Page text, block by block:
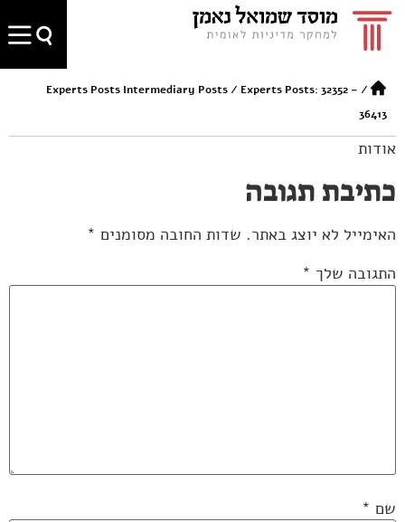
/
Experts Posts Intermediary Posts/ Experts Posts: 32352 –
36413
אודות
כתיבת תגובה
האימייל לא יוצג באתר. שדות החובה מסומנים *
התגובה שלך *
שם *